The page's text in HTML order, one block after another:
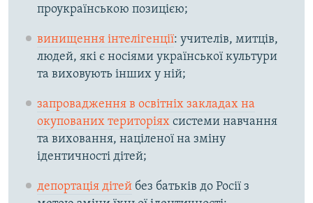
проукраїнською позицією;
винищення інтелігенції: учителів, митців,
людей, які є носіями української культури
та виховують інших у ній;
запровадження в освітніх закладах на
окупованих територіях системи навчання
та виховання, націленої на зміну
ідентичності дітей;
депортація дітейбез батьків до Росії з